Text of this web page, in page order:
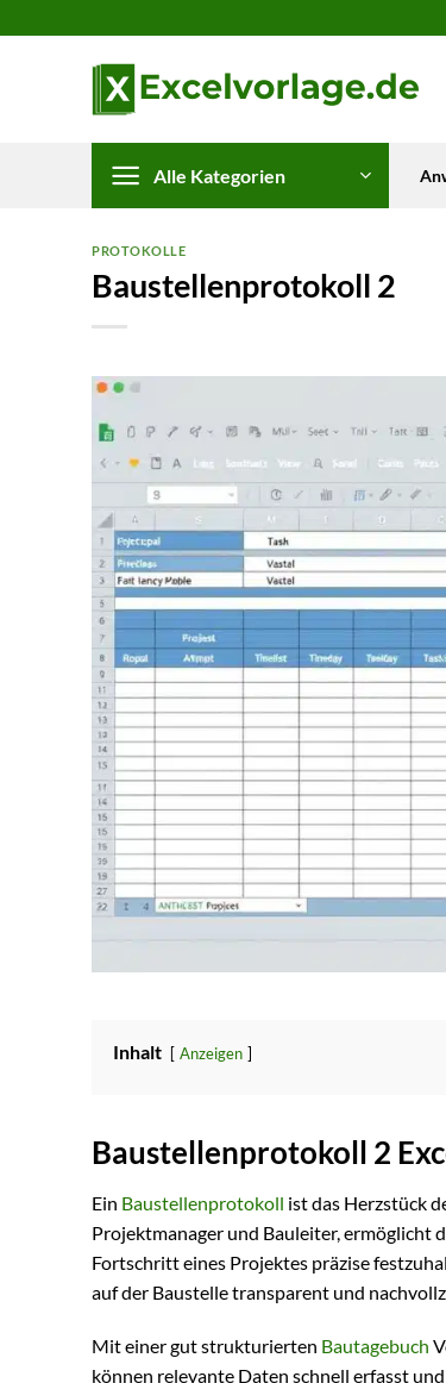
Inhalt
Alle Kategorien
PROTOKOLLE
Baustellenprotokoll 2
Inhalt Anzeigen
Baustellenprotokoll 2
Ein Baustellenprotokoll ist das Herzstück
Projektmanager und Bauleiter, ermöglicht
Fortschritt eines Projektes präzise
auf der Baustelle transparent und
Mit einer gut strukturierten Bautagebuch
können relevante Daten schnell erfasst